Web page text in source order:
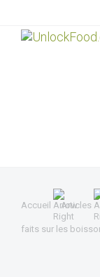
Accueil Articles
faits sur les